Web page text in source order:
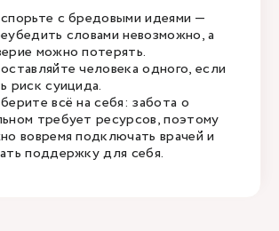
с бредовыми идеями —
словами невозможно, а
можно потерять.
человека одного, если
риск суицида.
всё на себя: забота о
требует ресурсов, поэтому
вовремя подключать врачей и
поддержку для себя.